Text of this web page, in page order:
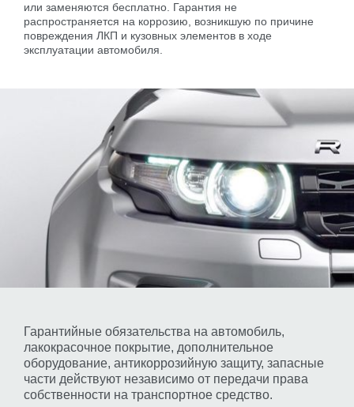
или заменяются бесплатно. Гарантия не
распространяется на коррозию, возникшую по причине
повреждения ЛКП и кузовных элементов в ходе
эксплуатации автомобиля.
Гарантийные обязательства на автомобиль,
лакокрасочное покрытие, дополнительное
оборудование, антикоррозийную защиту, запасные
части действуют независимо от передачи права
собственности на транспортное средство.